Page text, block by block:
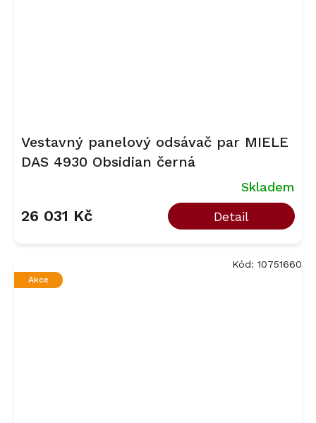
Vestavný panelový odsávač par MIELE
DAS 4930 Obsidian černá
Skladem
26 031 Kč Detail
Akce
Kód: 10751660